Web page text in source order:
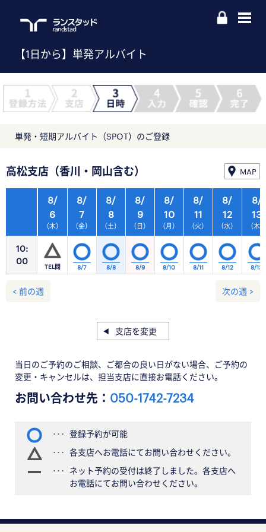
【1日から】単発アルバイト
単発・短期アルバイト（SPOT）のご登録
高松支店（香川・岡山含む） MAP
10:
00
8/
6
（木）
8/
7
（金）
8/
8
（土）
8/
9
（日）
8/
10
（月）
8/
11
（火）
8/
12
（水）
TEL問 8/7 8/8 8/9 8/10 8/11 8/12
8/
13
（木）
8/13
< 前の週 次の週 >
支店を変更
当日のご予約のご相談、ご都合の良い日がない場合、ご予約の
変更・キャンセルは、担当支店に直接お電話ください。
お問い合わせ先： 050-1742-7234
登録予約が可能
各支店へお電話にてお問い合わせください。
ネット予約の受付は終了しました。各支店へ
お電話にてお問い合わせください。